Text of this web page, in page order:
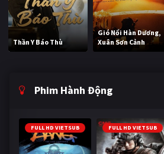
Thần Y Báo Thù
Gió Nổi Hàn Dương,
Xuân Sơn Cảnh
Phim Hành Động
FULL HD VIETSUB FULL HD VIETSUB